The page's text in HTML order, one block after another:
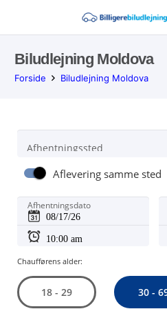
Biludlejning Moldova
Forside Biludlejning Moldova
Afhentningssted
Aflevering samme sted
Afhentningsdato
Chaufførens alder:
18 - 29 30 -